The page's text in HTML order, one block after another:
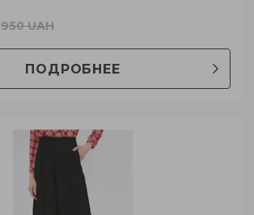
950 UAH
ПОДРОБНЕЕ